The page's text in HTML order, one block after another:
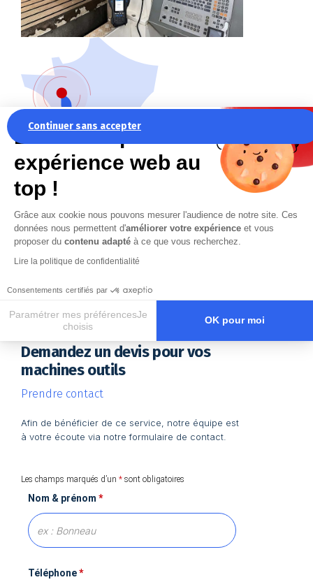
Continuer sans accepter
La recette pour une
expérience web au
top !
Grâce aux cookie nous pouvons mesurer l'audience de notre site. Ces
données nous permettent d'améliorer votre expérience et vous
proposer du contenu adapté à ce que vous recherchez.
Lire la politique de confidentialité
Consentements certifiés par
Paramétrer mes préférencesJe
choisis
OK pour moi
Axeptio consent
Plateforme de Gestion du Consentement : Personnalisez vos
Notre plateforme vous permet d'adapter et de gérer vos
intervient dans l’Ouest
de la France
Vendée (85)
Ille-et-Vilaine (35)
Loire-Atlantique (44)
Indre-et-Loire (37)
Demandez un devis pour vos
machines outils
Prendre contact
Afin de bénéficier de ce service, notre équipe est
à votre écoute via notre formulaire de contact.
Les champs marqués d’un * sont obligatoires
Nom & prénom *
Téléphone*